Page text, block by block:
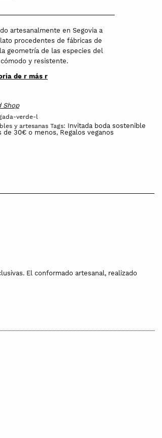
artesanalmente en Segovia a
procedentes de fábricas de
geometría de las especies del
y resistente.
de r más r
Shop
verde-l
y artesanas Tags: Invitada boda sostenible
de 30€ o menos, Regalos veganos
El conformado artesanal, realizado